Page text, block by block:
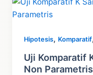
Independen
Non
Hipotesis, Komparatif
Uji Komparatif
Non Parametris